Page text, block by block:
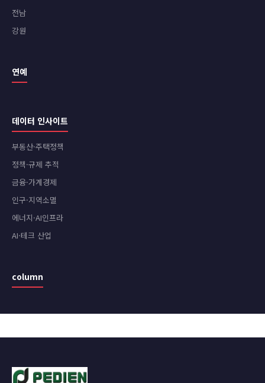
전남
강원
연예
데이터 인사이트
부동산·주택정책
정책·규제 추적
금융·가계경제
인구·지역소멸
에너지·AI인프라
AI·테크 산업
column